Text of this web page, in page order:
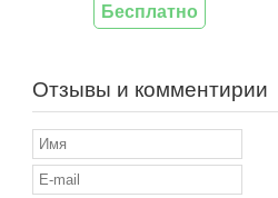
Бесплатно
Отзывы и комментирии